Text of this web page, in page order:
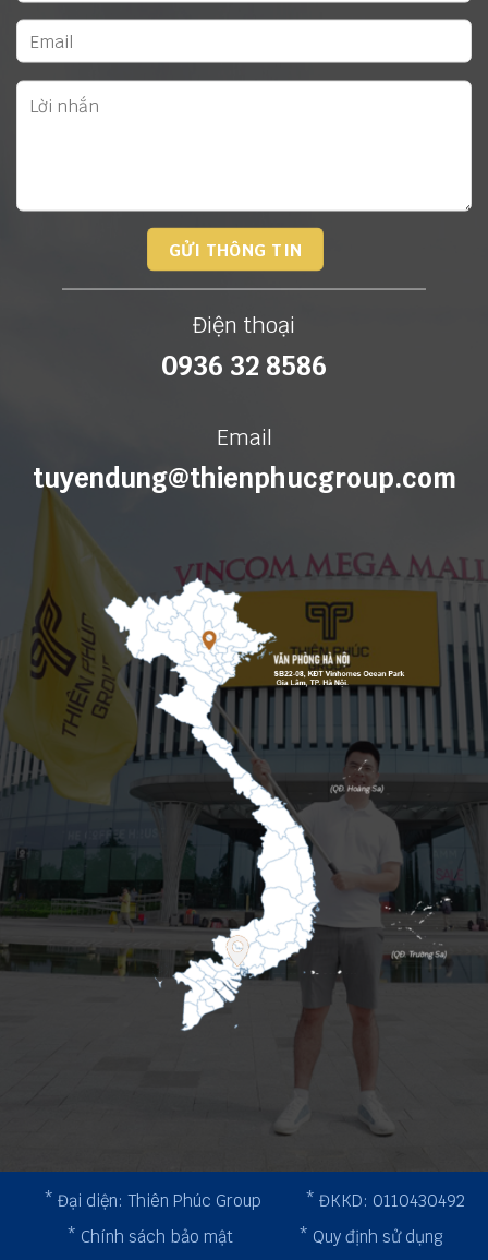
Điện thoại
0936 32 8586
Email
tuyendung@thienphucgroup.com
* Đại diện: Thiên Phúc Group
* ĐKKD: 0110430492
* Chính sách bảo mật
* Quy định sử dụng